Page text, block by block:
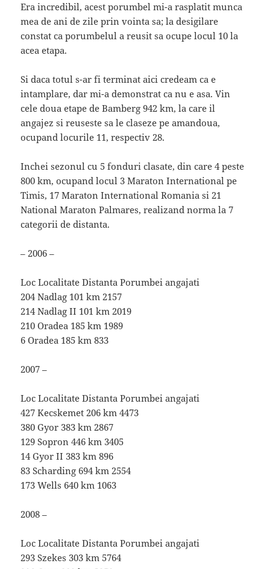
Era incredibil, acest porumbel mi-a rasplatit munca
mea de ani de zile prin vointa sa; la desigilare
constat ca porumbelul a reusit sa ocupe locul 10 la
acea etapa.
Si daca totul s-ar fi terminat aici credeam ca e
intamplare, dar mi-a demonstrat ca nu e asa. Vin
cele doua etape de Bamberg 942 km, la care il
angajez si reuseste sa le claseze pe amandoua,
ocupand locurile 11, respectiv 28.
Inchei sezonul cu 5 fonduri clasate, din care 4 peste
800 km, ocupand locul 3 Maraton International pe
Timis, 17 Maraton International Romania si 21
National Maraton Palmares, realizand norma la 7
categorii de distanta.
– 2006 –
Loc Localitate Distanta Porumbei angajati
204 Nadlag 101 km 2157
214 Nadlag II 101 km 2019
210 Oradea 185 km 1989
6 Oradea 185 km 833
2007 –
Loc Localitate Distanta Porumbei angajati
427 Kecskemet 206 km 4473
380 Gyor 383 km 2867
129 Sopron 446 km 3405
14 Gyor II 383 km 896
83 Scharding 694 km 2554
173 Wells 640 km 1063
2008 –
Loc Localitate Distanta Porumbei angajati
293 Szekes 303 km 5764